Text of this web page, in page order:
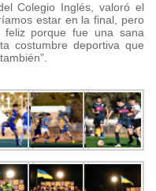
Colegio Inglés, valoró el
estar en la final, pero
porque fue una sana
costumbre deportiva que